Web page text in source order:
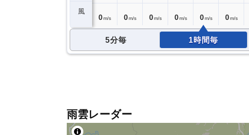
風
0 m/s 0 m/s 0 m/s 0 m/s 0 m/s 0 m/s
5分毎 1時間毎
雨雲レーダー